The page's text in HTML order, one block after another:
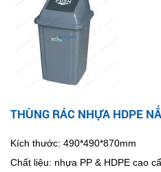
THÙNG RÁC NHỰA HDPE
Kích thước: 490*490*870mm
Chất liệu: nhựa PP & HDPE cao